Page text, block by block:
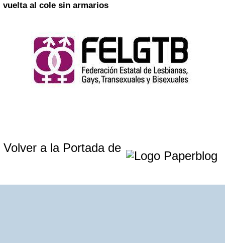
vuelta al cole sin armarios
Volver a la Portada de